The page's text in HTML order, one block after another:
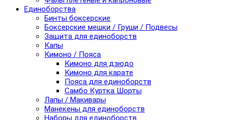
Единоборства
Бинты боксерские
Боксерские мешки / Груши / Подвесы
Защита для единоборств
Капы
Кимоно / Пояса
Кимоно для дзюдо
Кимоно для карате
Пояса для единоборств
Самбо Куртка Шорты
Лапы / Макивары
Манекены для единоборств
Наборы для единоборств